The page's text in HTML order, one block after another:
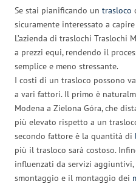
Se stai pianificando un trasloco
sicuramente interessato a
L’azienda di traslochi Traslochi
a prezzi equi, rendendo il
semplice e meno stressante.
I costi di un trasloco possono
a vari fattori. Il primo è
Modena a Zielona Góra, che
più elevato rispetto a un
secondo fattore è la quantità di
più il trasloco sarà costoso.
influenzati da servizi aggiuntivi,
smontaggio e il montaggio dei